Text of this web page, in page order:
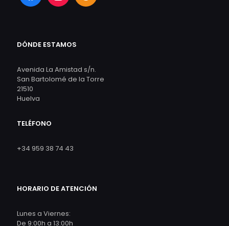
DÓNDE ESTAMOS
Avenida La Amistad s/n.
San Bartolomé de la Torre
21510
Huelva
TELÉFONO
+34 959 38 74 43
HORARIO DE ATENCIÓN
Lunes a Viernes:
De 9:00h a 13:00h